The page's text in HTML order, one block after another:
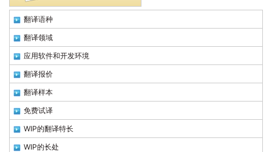
翻译语种
翻译领域
应用软件和开发环境
翻译报价
翻译样本
免费试译
WIP的翻译特长
WIP的长处